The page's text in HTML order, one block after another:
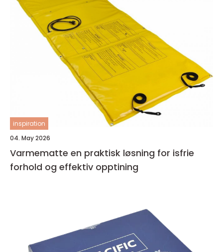
inspiration
04. May 2026
Varmematte en praktisk løsning for isfrie
forhold og effektiv opptining